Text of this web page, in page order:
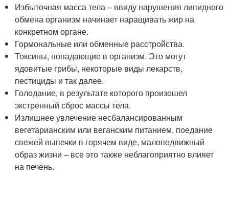
Избыточная масса тела – ввиду нарушения липидного
обмена организм начинает наращивать жир на
конкретном органе.
Гормональные или обменные расстройства.
Токсины, попадающие в организм. Это могут
ядовитые грибы, некоторые виды лекарств,
пестициды и так далее.
Голодание, в результате которого произошел
экстренный сброс массы тела.
Излишнее увлечение несбалансированным
вегетарианским или веганским питанием, поедание
свежей выпечки в горячем виде, малоподвижный
образ жизни – все это также неблагоприятно влияет
на печень.